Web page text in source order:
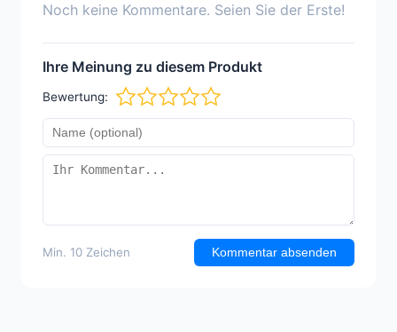
Noch keine Kommentare. Seien Sie der Erste!
Ihre Meinung zu diesem Produkt
Bewertung:
Min. 10 Zeichen Kommentar absenden